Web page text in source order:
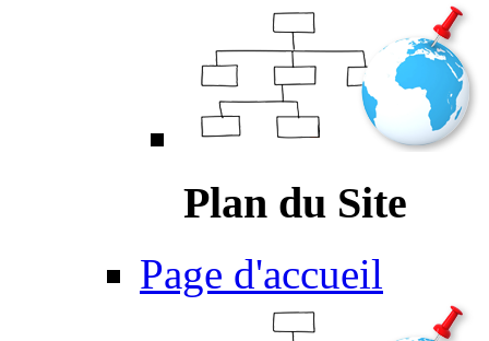
Plan du Site
Page d'accueil